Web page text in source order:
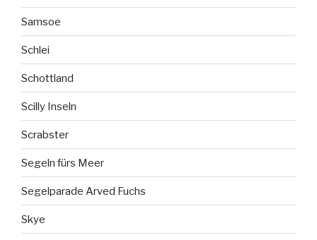
Samsoe
Schlei
Schottland
Scilly Inseln
Scrabster
Segeln fürs Meer
Segelparade Arved Fuchs
Skye